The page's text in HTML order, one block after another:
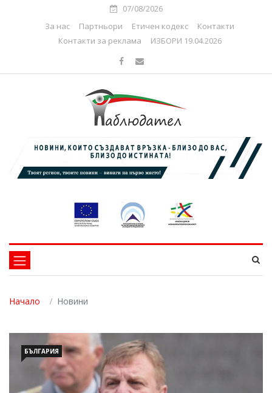
07/08/2026
За нас
Партньори Етичен кодекс
Контакти
Контакти за реклама
ИЗБОРИ 19.04.2026
Начало Новини
БЪЛГАРИЯ